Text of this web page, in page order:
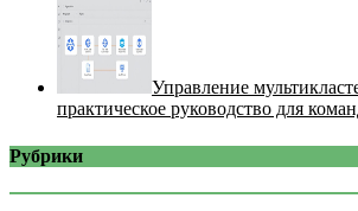
Управление
практическое руководство для
Рубрики